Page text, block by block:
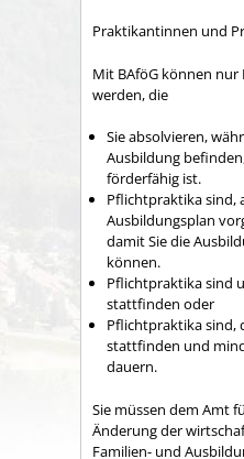
Praktikantinnen und
Mit BAföG können
werden, die
Sie absolvieren,
Ausbildung
förderfähig ist.
Pflichtpraktika sind,
Ausbildungsplan
damit Sie die
können.
Pflichtpraktika sind
stattfinden oder
Pflichtpraktika sind,
stattfinden und
dauern.
Sie müssen dem Amt
Änderung der
Familien- und